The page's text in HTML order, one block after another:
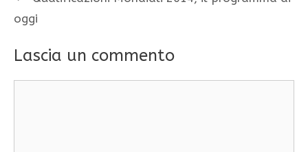
oggi
Lascia un commento